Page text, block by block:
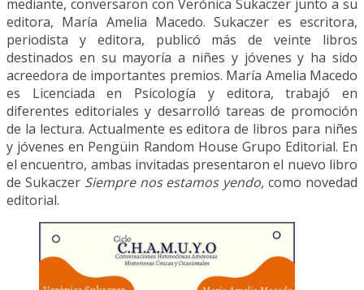
mediante, conversaron con Verónica Sukaczer junto a su
editora, María Amelia Macedo. Sukaczer es escritora,
periodista y editora, publicó más de veinte libros
destinados en su mayoría a niñes y jóvenes y ha sido
acreedora de importantes premios. María Amelia Macedo
es Licenciada en Psicología y editora, trabajó en
diferentes editoriales y desarrolló tareas de promoción
de la lectura. Actualmente es editora de libros para niñes
y jóvenes en Pengüin Random House Grupo Editorial. En
el encuentro, ambas invitadas presentaron el nuevo libro
de Sukaczer Siempre nos estamos yendo, como novedad
editorial.